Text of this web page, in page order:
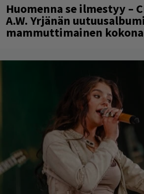
Huomenna se ilmestyy –
A.W. Yrjänän
mammuttimainen